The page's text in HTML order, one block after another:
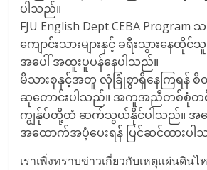
ပါသည်။
FJU English Dept CEBA
ကျောင်းသားများနှင့် ခရီးသွားနေထိုင်
အပေါ် အထူးပူပန်နေပါသည်။
မိသားစုနှင့်အတူ လုံခြုံစွာရှိနေကြရန်
ဆုတောင်းပါသည်။ အကူအညီတစ်စုံတ
ကျွန်ုပ်တို့ထံ ဆက်သွယ်နိုင်ပါသည်။ အက
အထောက်အပံ့ပေးရန် ပြင်ဆင်ထားပါ
เราเพิ่งทราบข่าวเกี่ยวกับเหตุแผ่นดินไ